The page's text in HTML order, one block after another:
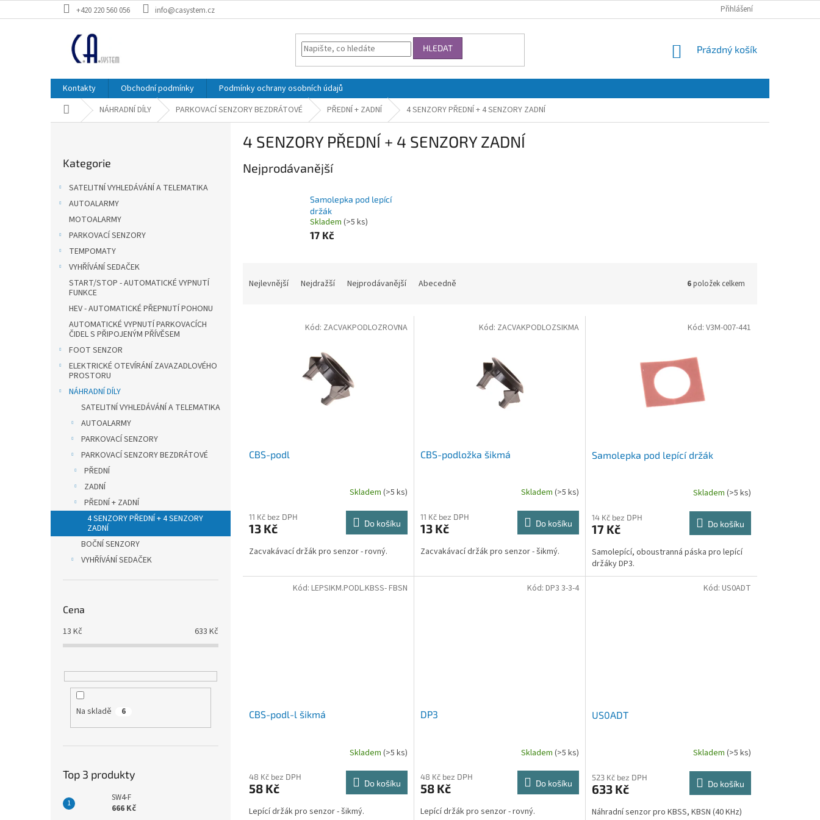
na
+420 220 560 056 info@casystem.cz Přihlášení
HLEDAT
NÁKUPNÍ
Prázdný košík
Kontakty Obchodní podmínky
Podmínky ochrany osobních údajů
Domů NÁHRADNÍ DÍLY PARKOVACÍ SENZORY BEZDRÁTOVÉ PŘEDNÍ + ZADNÍ 4 SENZORY PŘEDNÍ + 4 SENZORY ZADNÍ
kategorie
Kategorie
SATELITNÍ VYHLEDÁVÁNÍ A TELEMATIKA
AUTOALARMY
MOTOALARMY
PARKOVACÍ SENZORY
TEMPOMATY
VYHŘÍVÁNÍ SEDAČEK
START/STOP - AUTOMATICKÉ VYPNUTÍ
FUNKCE
HEV - AUTOMATICKÉ PŘEPNUTÍ POHONU
AUTOMATICKÉ VYPNUTÍ PARKOVACÍCH
ČIDEL S PŘIPOJENÝM PŘÍVĚSEM
FOOT SENZOR
ELEKTRICKÉ OTEVÍRÁNÍ ZAVAZADLOVÉHO
PROSTORU
NÁHRADNÍ DÍLY
SATELITNÍ VYHLEDÁVÁNÍ A TELEMATIKA
AUTOALARMY
PARKOVACÍ SENZORY
PARKOVACÍ SENZORY BEZDRÁTOVÉ
PŘEDNÍ
ZADNÍ
PŘEDNÍ + ZADNÍ
4 SENZORY PŘEDNÍ + 4 SENZORY
ZADNÍ
BOČNÍ SENZORY
VYHŘÍVÁNÍ SEDAČEK
Cena
13 Kč 633 Kč
Na skladě 6
Top 3 produkty
SW4-F
666 Kč
4 SENZORY PŘEDNÍ + 4 SENZORY ZADNÍ
Nejprodávanější
Samolepka pod lepící
držák
Skladem (>5 ks)
17 Kč
Nejlevnější Nejdražší Nejprodávanější Abecedně 6položek celkem
CBS-podl
Skladem (>5 ks)
11 Kč bez DPH
13 Kč Do košíku
Zacvakávací držák pro senzor - rovný.
Kód: ZACVAKPODLOZROVNA
CBS-podložka šikmá
Skladem (>5 ks)
11 Kč bez DPH
13 Kč Do košíku
Zacvakávací držák pro senzor - šikmý.
Kód: ZACVAKPODLOZSIKMA
Samolepka pod lepící držák
Skladem (>5 ks)
14 Kč bez DPH
17 Kč Do košíku
Samolepící, oboustranná páska pro lepící
držáky DP3.
Kód: V3M-007-441
CBS-podl-l šikmá
Skladem (>5 ks)
48 Kč bez DPH
58 Kč Do košíku
Lepící držák pro senzor - šikmý.
Kód: LEPSIKM.PODL.KBSS- FBSN
DP3
Skladem (>5 ks)
48 Kč bez DPH
58 Kč Do košíku
Lepící držák pro senzor - rovný.
Kód: DP3 3-3-4
US0ADT
Skladem (>5 ks)
523 Kč bez DPH
633 Kč Do košíku
Náhradní senzor pro KBSS, KBSN (40 KHz)
Kód: US0ADT